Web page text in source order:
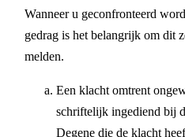
Wanneer u geconfronteerd
gedrag is het belangrijk om dit
melden.
Een klacht omtrent
schriftelijk ingediend bij
Degene die de klacht